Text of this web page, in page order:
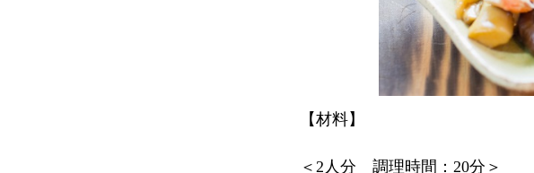
【材料】
＜2人分 調理時間：20分＞